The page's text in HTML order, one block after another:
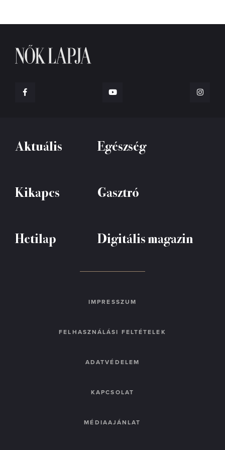
Aktuális Egészség
Kikapcs Gasztró
Hetilap Digitális magazin
IMPRESSZUM
FELHASZNÁLÁSI FELTÉTELEK
ADATVÉDELEM
KAPCSOLAT
MÉDIAAJÁNLAT